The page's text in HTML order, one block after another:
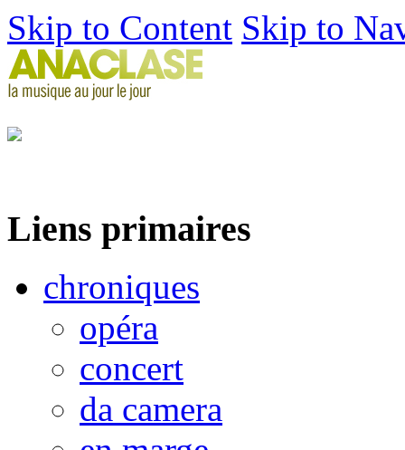
Skip to Content Skip to
Liens primaires
chroniques
opéra
concert
da camera